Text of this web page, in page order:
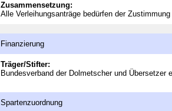
Zusammensetzung:
Alle Verleihungsanträge bedürfen der
Finanzierung
Träger/Stifter:
Bundesverband der Dolmetscher und Übersetzer
Spartenzuordnung